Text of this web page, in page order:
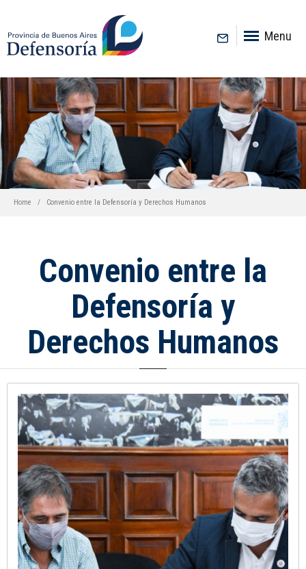
Menu
Home Convenio entre la Defensoría y Derechos Humanos
Convenio entre la
Defensoría y
Derechos Humanos